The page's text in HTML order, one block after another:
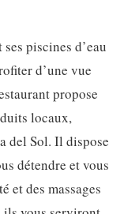
piscines d’eau
d’une vue
propose
locaux,
del Sol. Il dispose
détendre et vous
et des massages